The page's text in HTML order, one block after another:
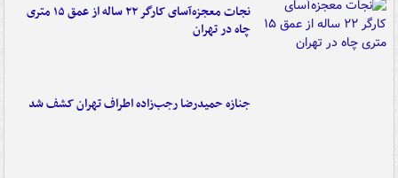
نجات معجزه‌آسای کارگر ۲۲ ساله از عمق ۱۵ متری
چاه در تهران
جنازه حمیدرضا رجب‌زاده اطراف تهران کشف شد